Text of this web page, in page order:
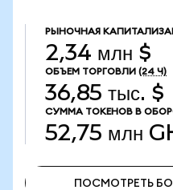
РЫНОЧНАЯ
2,34 млн $
ОБЪЕМ ТОРГОВЛИ (24 Ч)
36,85 тыс. $
СУММА ТОКЕНОВ В
52,75 млн
ПОСМОТРЕТЬ